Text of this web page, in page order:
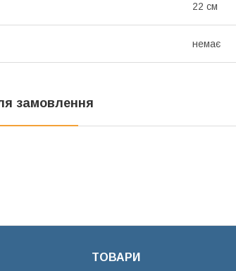
22 см
немає
замовлення
ТОВАРИ